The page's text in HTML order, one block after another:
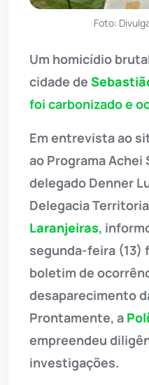
Foto:
Um homicídio
cidade de
foi carbonizado e
Em entrevista ao
ao Programa Achei
delegado Denner
Delegacia
Laranjeiras,
segunda-feira (13)
boletim de
desaparecimento
Prontamente, a
empreendeu
investigações.